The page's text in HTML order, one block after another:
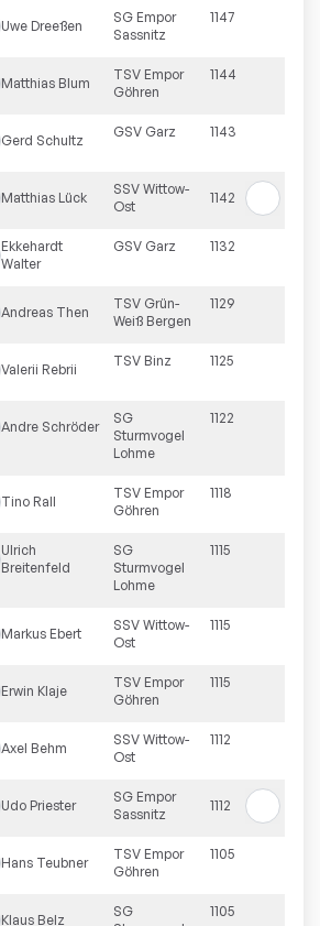
Uwe Dreeßen
SG Empor
Sassnitz
1147
Matthias Blum
TSV Empor
Göhren
1144
Gerd Schultz
GSV Garz 1143
Matthias Lück
SSV Wittow-
Ost
1142
Ekkehardt
Walter
GSV Garz 1132
Andreas Then
TSV Grün-
Weiß Bergen
1129
Valerii Rebrii
TSV Binz 1125
Andre Schröder
SG
Sturmvogel
Lohme
1122
Tino Rall
TSV Empor
Göhren
1118
Ulrich
Breitenfeld
SG
Sturmvogel
Lohme
1115
Markus Ebert
SSV Wittow-
Ost
1115
Erwin Klaje
TSV Empor
Göhren
1115
Axel Behm
SSV Wittow-
Ost
1112
Udo Priester
SG Empor
Sassnitz
1112
Hans Teubner
TSV Empor
Göhren
1105
Klaus Belz
SG
1105